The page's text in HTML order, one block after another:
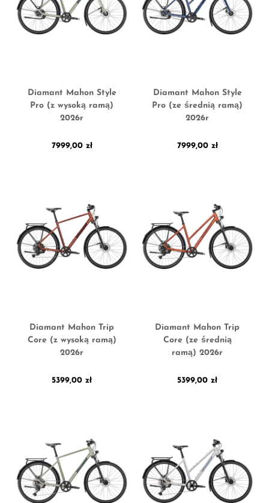
Diamant Mahon Style
Pro (z wysoką ramą)
2026r
7999,00 zł
Diamant Mahon Style
Pro (ze średnią ramą)
2026r
7999,00 zł
Diamant Mahon Trip
Core (z wysoką ramą)
2026r
5399,00 zł
Diamant Mahon Trip
Core (ze średnią
ramą) 2026r
5399,00 zł